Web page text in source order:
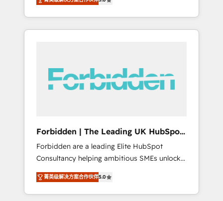
to data security and compliance. At
OneMetric, we help revenue teams focus on
the OneMetric that matters most: revenue.
Marketing, Ventes et Service sur HubSpot
grâce à la Revenue Architecture : alignement
des équipes, pipeline prévisible, croissance
Shopify, Oneflow. 💻 Développements
custom : CRM UI Extensions (React),
B2B, Immobilier, Viticulture, Finance. 🚀 Nos
livrables : migration sécurisée,
implémentation Marketing + Sales + Service
Hub, synchronisation ERP ↔ HubSpot temps
réel, formation équipes. 🏆 +350 projets
livrés. Accrédités HubSpot CRM
Forbidden | The Leading UK HubSpot
Consultancy
Forbidden are a leading Elite HubSpot
Consultancy helping ambitious SMEs unlock
the full potential of HubSpot. Too many
businesses invest in HubSpot but never see
the ROI they expected due to poor adoption,
菁英级解决方案合作伙伴5.0